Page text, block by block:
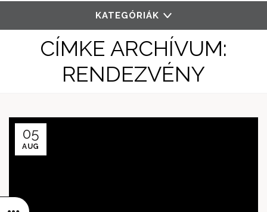
KATEGÓRIÁK
CÍMKE ARCHÍVUM:
RENDEZVÉNY
05
AUG